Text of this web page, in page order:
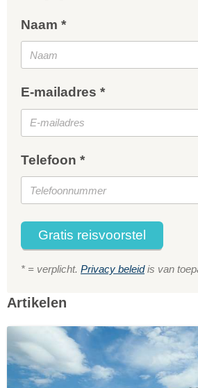
Naam *
E-mailadres *
Telefoon *
Gratis reisvoorstel
* = verplicht. Privacy beleidis van
Artikelen